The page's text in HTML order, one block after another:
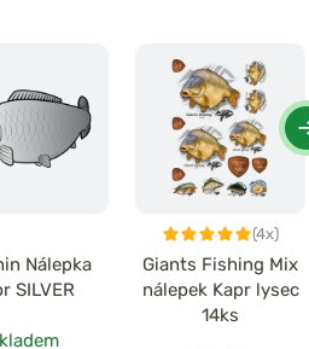
Nálepka
SILVER
(4x)
Giants Fishing Mix
nálepek Kapr lysec
14ks